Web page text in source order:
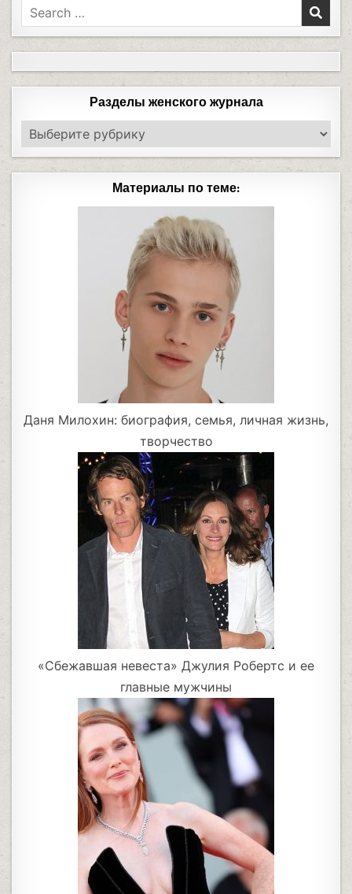
Разделы женского журнала
Материалы по теме:
Даня Милохин: биография, семья, личная жизнь,
творчество
«Сбежавшая невеста» Джулия Робертс и ее
главные мужчины